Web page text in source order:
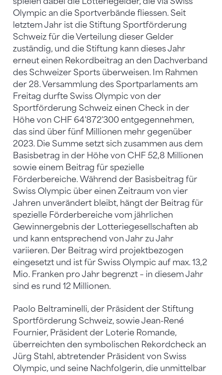
Olympic an die Sportverbände fliessen. Seit
letztem Jahr ist die Stiftung Sportförderung
Schweiz für die Verteilung dieser Gelder
zuständig, und die Stiftung kann dieses Jahr
erneut einen Rekordbeitrag an den Dachverband
des Schweizer Sports überweisen. Im Rahmen
der 28. Versammlung des Sportparlaments am
Freitag durfte Swiss Olympic von der
Sportförderung Schweiz einen Check in der
Höhe von CHF 64'872'300 entgegennehmen,
das sind über fünf Millionen mehr gegenüber
2023. Die Summe setzt sich zusammen aus dem
Basisbetrag in der Höhe von CHF 52,8 Millionen
sowie einem Beitrag für spezielle
Förderbereiche. Während der Basisbeitrag für
Swiss Olympic über einen Zeitraum von vier
Jahren unverändert bleibt, hängt der Beitrag für
spezielle Förderbereiche vom jährlichen
Gewinnergebnis der Lotteriegesellschaften ab
und kann entsprechend von Jahr zu Jahr
variieren. Der Beitrag wird projektbezogen
eingesetzt und ist für Swiss Olympic auf max. 13,2
Mio. Franken pro Jahr begrenzt – in diesem Jahr
sind es rund 12 Millionen.
Paolo Beltraminelli, der Präsident der Stiftung
Sportförderung Schweiz, sowie Jean-René
Fournier, Präsident der Loterie Romande,
überreichten den symbolischen Rekordcheck an
Jürg Stahl, abtretender Präsident von Swiss
Olympic, und seine Nachfolgerin, die unmittelbar